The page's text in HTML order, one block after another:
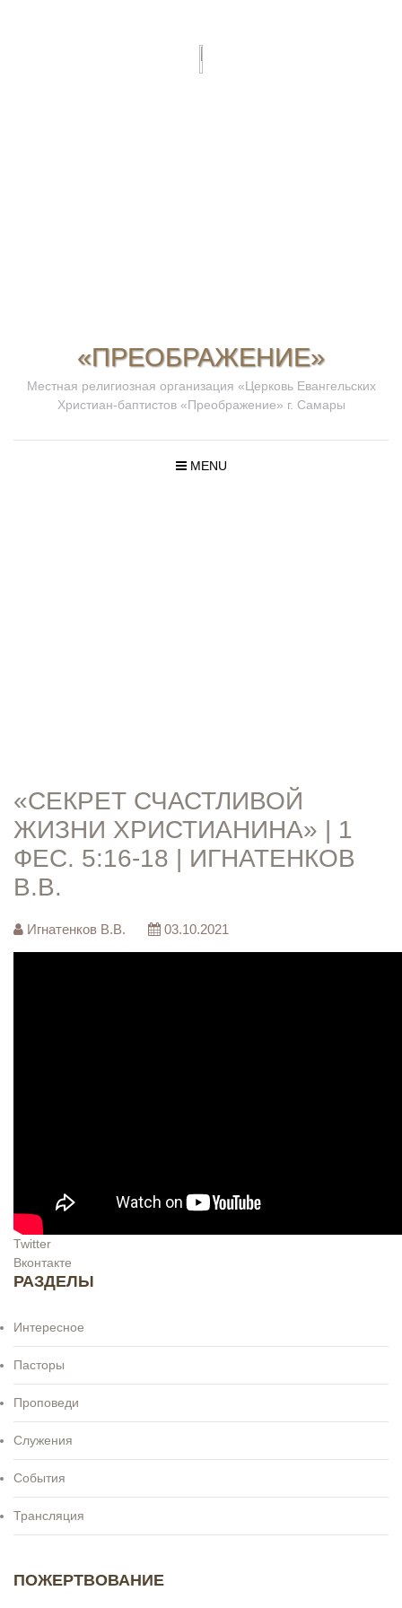
«ПРЕОБРАЖЕНИЕ»
Местная религиозная организация «Церковь Евангельских
Христиан-баптистов «Преображение» г. Самары
MENU
«СЕКРЕТ СЧАСТЛИВОЙ
ЖИЗНИ ХРИСТИАНИНА» | 1
ФЕС. 5:16-18 | ИГНАТЕНКОВ
В.В.
Игнатенков В.В. 03.10.2021
Twitter
Вконтакте
РАЗДЕЛЫ
Интересное
Пасторы
Проповеди
Служения
События
Трансляция
ПОЖЕРТВОВАНИЕ